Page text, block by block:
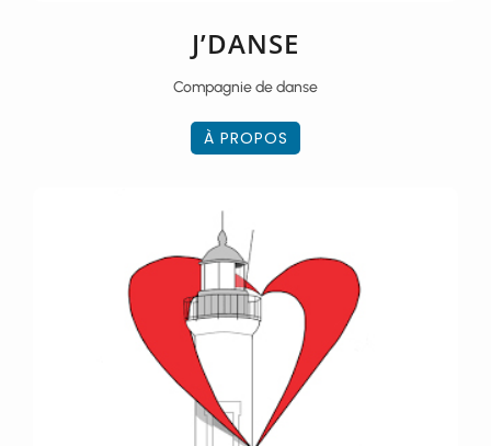
J’DANSE
Compagnie de danse
À PROPOS